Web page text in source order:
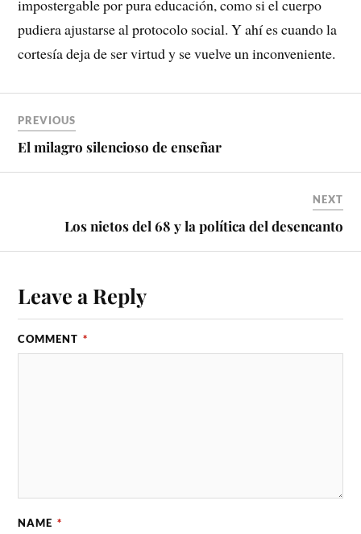
impostergable por pura educación, como si el cuerpo
pudiera ajustarse al protocolo social. Y ahí es cuando la
cortesía deja de ser virtud y se vuelve un inconveniente.
PREVIOUS
El milagro silencioso de enseñar
NEXT
Los nietos del 68 y la política del desencanto
Leave a Reply
COMMENT *
NAME *